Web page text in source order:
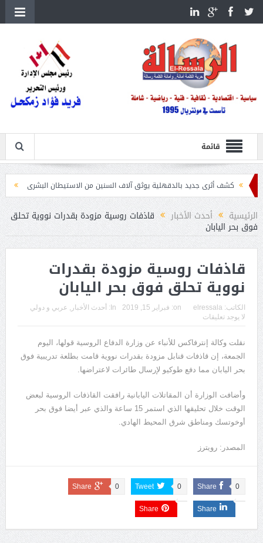
قائمة
أثرى جديد بالدقهلية يوثق آلاف السنين من الاستيطان البشرى اتحاد الكرة يطلب
الرئيسية أحدث الأخبار قاذفات روسية مزودة بقدرات نووية تحلق
فوق بحر اليابان
قاذفات روسية مزودة بقدرات
نووية تحلق فوق بحر اليابان
الكاتب: elressala
on: فبراير 15, 2019 In: أحدث الأخبار
عربي و دولي
لا يوجد تعليقات
نقلت وكالة إنترفاكس للأنباء عن وزارة الدفاع الروسية قولها، اليوم
الجمعة، إن قاذفات قنابل مزودة بقدرات نووية قامت بطلعة تدريبية فوق
بحر اليابان مما دفع طوكيو لإرسال طائرات لاعتراضها.
وأضافت الوزارة أن المقاتلات اليابانية رافقت القاذفات الروسية لبعض
الوقت خلال تحليقها الذي استمر 15 ساعة والذي عبر أيضا فوق بحر
أوخوتسك ومناطق شرق المحيط الهادي.
المصدر: رويترز
Share 0
Tweet 0
Share 0
Share
Share